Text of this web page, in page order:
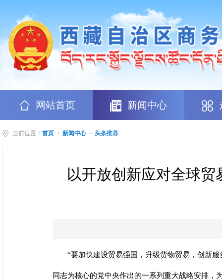
网站首页 新闻中心
当前位置： 首页 > 新闻中心 > 头条推荐
以开放创新应对全球
“要加快建设贸易强国，升级货物贸易，创新
同志为核心的党中央作出的一系列重大战略安排，